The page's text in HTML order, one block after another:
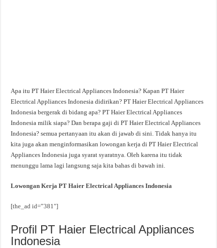
Apa itu PT Haier Electrical Appliances Indonesia? Kapan PT Haier
Electrical Appliances Indonesia didirikan? PT Haier Electrical Appliances
Indonesia bergerak di bidang apa? PT Haier Electrical Appliances
Indonesia milik siapa? Dan berapa gaji di PT Haier Electrical Appliances
Indonesia? semua pertanyaan itu akan di jawab di sini. Tidak hanya itu
kita juga akan menginformasikan lowongan kerja di PT Haier Electrical
Appliances Indonesia juga syarat syaratnya. Oleh karena itu tidak
menunggu lama lagi langsung saja kita bahas di bawah ini.
Lowongan Kerja PT Haier Electrical Appliances Indonesia
[the_ad id=”381″]
Profil PT Haier Electrical Appliances
Indonesia